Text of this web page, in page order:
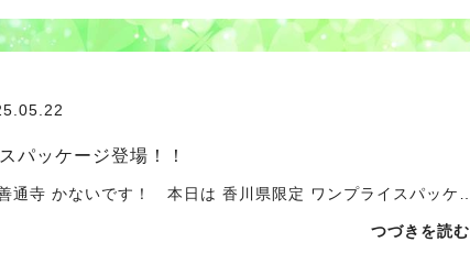
ッケージ登場！！
通寺 かないです！ 本日は 香川県限定 ワンプライスパッケ…
つづきを読む